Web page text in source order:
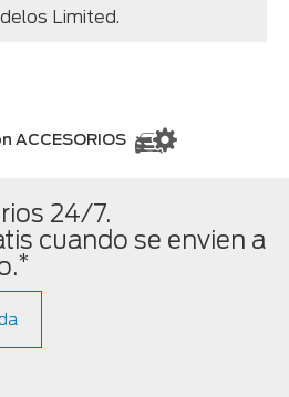
Limited.
ACCESORIOS
24/7.
cuando se envien a
*